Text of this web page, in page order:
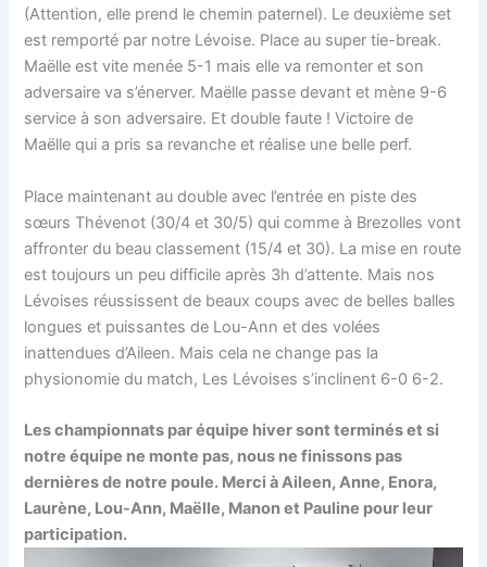
(Attention, elle prend le chemin paternel). Le deuxième set
est remporté par notre Lévoise. Place au super tie-break.
Maëlle est vite menée 5-1 mais elle va remonter et son
adversaire va s’énerver. Maëlle passe devant et mène 9-6
service à son adversaire. Et double faute ! Victoire de
Maëlle qui a pris sa revanche et réalise une belle perf.
Place maintenant au double avec l’entrée en piste des
sœurs Thévenot (30/4 et 30/5) qui comme à Brezolles vont
affronter du beau classement (15/4 et 30). La mise en route
est toujours un peu difficile après 3h d’attente. Mais nos
Lévoises réussissent de beaux coups avec de belles balles
longues et puissantes de Lou-Ann et des volées
inattendues d’Aileen. Mais cela ne change pas la
physionomie du match, Les Lévoises s’inclinent 6-0 6-2.
Les championnats par équipe hiver sont terminés et si
notre équipe ne monte pas, nous ne finissons pas
dernières de notre poule. Merci à Aileen, Anne, Enora,
Laurène, Lou-Ann, Maëlle, Manon et Pauline pour leur
participation.